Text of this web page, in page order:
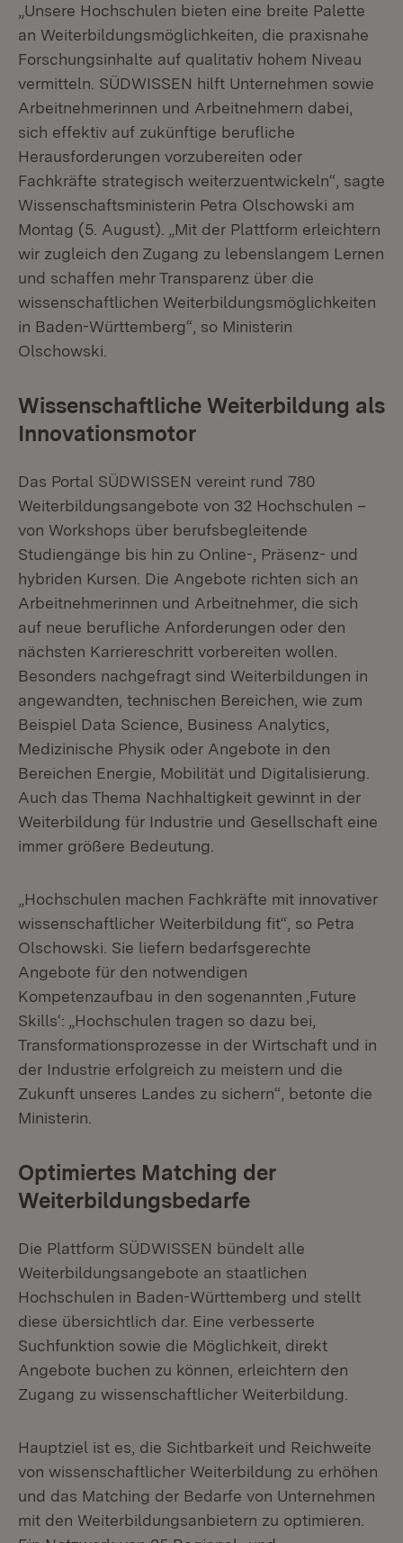
„Unsere Hochschulen bieten eine breite Palette
an Weiterbildungsmöglichkeiten, die praxisnahe
Forschungsinhalte auf qualitativ hohem Niveau
vermitteln. SÜDWISSEN hilft Unternehmen sowie
Arbeitnehmerinnen und Arbeitnehmern dabei,
sich effektiv auf zukünftige berufliche
Herausforderungen vorzubereiten oder
Fachkräfte strategisch weiterzuentwickeln“, sagte
Wissenschaftsministerin Petra Olschowski am
Montag (5. August). „Mit der Plattform erleichtern
wir zugleich den Zugang zu lebenslangem Lernen
und schaffen mehr Transparenz über die
wissenschaftlichen Weiterbildungsmöglichkeiten
in Baden-Württemberg“, so Ministerin
Olschowski.
Wissenschaftliche Weiterbildung als
Innovationsmotor
Das Portal SÜDWISSEN vereint rund 780
Weiterbildungsangebote von 32 Hochschulen –
von Workshops über berufsbegleitende
Studiengänge bis hin zu Online-, Präsenz- und
hybriden Kursen. Die Angebote richten sich an
Arbeitnehmerinnen und Arbeitnehmer, die sich
auf neue berufliche Anforderungen oder den
nächsten Karriereschritt vorbereiten wollen.
Besonders nachgefragt sind Weiterbildungen in
angewandten, technischen Bereichen, wie zum
Beispiel Data Science, Business Analytics,
Medizinische Physik oder Angebote in den
Bereichen Energie, Mobilität und Digitalisierung.
Auch das Thema Nachhaltigkeit gewinnt in der
Weiterbildung für Industrie und Gesellschaft eine
immer größere Bedeutung.
„Hochschulen machen Fachkräfte mit innovativer
wissenschaftlicher Weiterbildung fit“, so Petra
Olschowski. Sie liefern bedarfsgerechte
Angebote für den notwendigen
Kompetenzaufbau in den sogenannten ‚Future
Skills‘: „Hochschulen tragen so dazu bei,
Transformationsprozesse in der Wirtschaft und in
der Industrie erfolgreich zu meistern und die
Zukunft unseres Landes zu sichern“, betonte die
Ministerin.
Optimiertes Matching der
Weiterbildungsbedarfe
Die Plattform SÜDWISSEN bündelt alle
Weiterbildungsangebote an staatlichen
Hochschulen in Baden-Württemberg und stellt
diese übersichtlich dar. Eine verbesserte
Suchfunktion sowie die Möglichkeit, direkt
Angebote buchen zu können, erleichtern den
Zugang zu wissenschaftlicher Weiterbildung.
Hauptziel ist es, die Sichtbarkeit und Reichweite
von wissenschaftlicher Weiterbildung zu erhöhen
und das Matching der Bedarfe von Unternehmen
mit den Weiterbildungsanbietern zu optimieren.